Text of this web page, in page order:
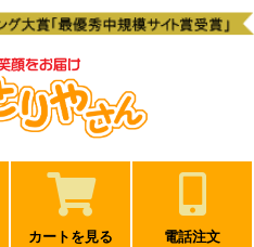
カートを見る 電話注文